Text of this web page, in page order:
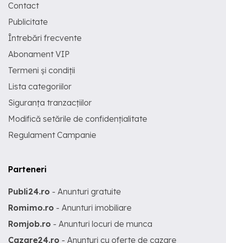
Contact
Publicitate
Întrebări frecvente
Abonament VIP
Termeni și condiții
Lista categoriilor
Siguranța tranzacțiilor
Modifică setările de confidențialitate
Regulament Campanie
Parteneri
Publi24.ro - Anunturi gratuite
Romimo.ro - Anunturi imobiliare
Romjob.ro - Anunturi locuri de munca
Cazare24.ro - Anunturi cu oferte de cazare